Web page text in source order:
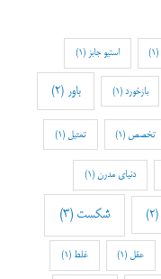
(1) استیو جابز (1)
بازخورد (1) باور (2)
تخصص (1) تمثیل (1)
دنیای مدرن (1)
(2) شکست (3)
عقل (1) غلط (1)